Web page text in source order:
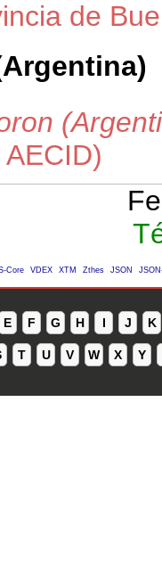
de
Core VDEX XTM Zthes JSON
E F G H I J K
T U V W X Y